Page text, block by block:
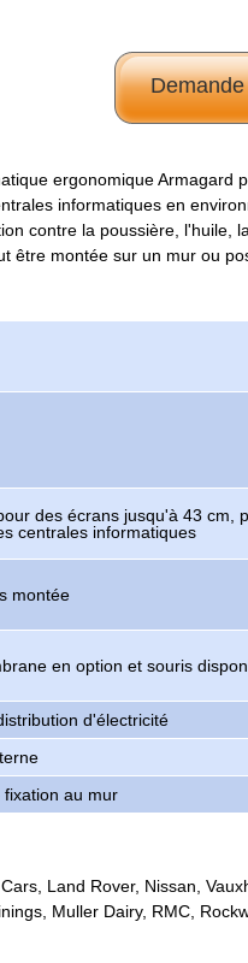
ergonomique
informatiques en
contre la poussière, l'huile,
être montée sur un mur ou
des écrans jusqu'à 43 cm,
centrales informatiques
montée
en option et souris
d'électricité
au mur
Land Rover, Nissan,
Muller Dairy, RMC,